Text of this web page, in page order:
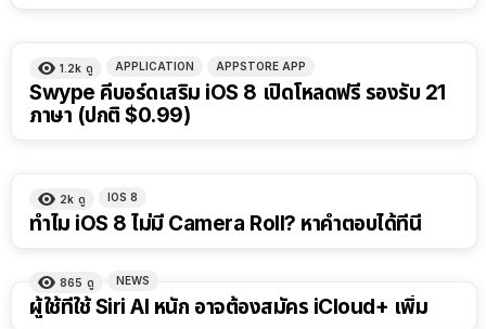
1.2k ดู APPLICATION APPSTORE APP
Swype คีบอร์ดเสริม iOS 8 เปิดโหลดฟรี รองรับ 21
ภาษา (ปกติ $0.99)
2k ดู IOS 8
ทำไม iOS 8 ไม่มี Camera Roll? หาคำตอบได้ที่นี่
865 ดู NEWS
ผู้ใช้ที่ใช้ Siri AI หนัก อาจต้องสมัคร iCloud+ เพิ่ม